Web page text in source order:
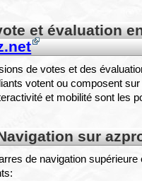
et évaluation
de votes et des
votent ou composent sur
et mobilité sont les
sur
de navigation supérieure